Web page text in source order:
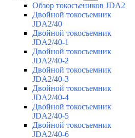
Обзор токосъеников JDA2
Двойной токосъемник
JDA2/40
Двойной токосъемник
JDA2/40-1
Двойной токосъемник
JDA2/40-2
Двойной токосъемник
JDA2/40-3
Двойной токосъемник
JDA2/40-4
Двойной токосъемник
JDA2/40-5
Двойной токосъемник
JDA2/40-6